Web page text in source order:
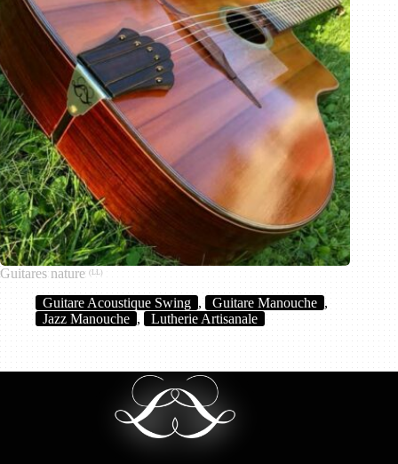
Guitares nature (LL)
Guitare Acoustique Swing , Guitare Manouche ,
Jazz Manouche , Lutherie Artisanale